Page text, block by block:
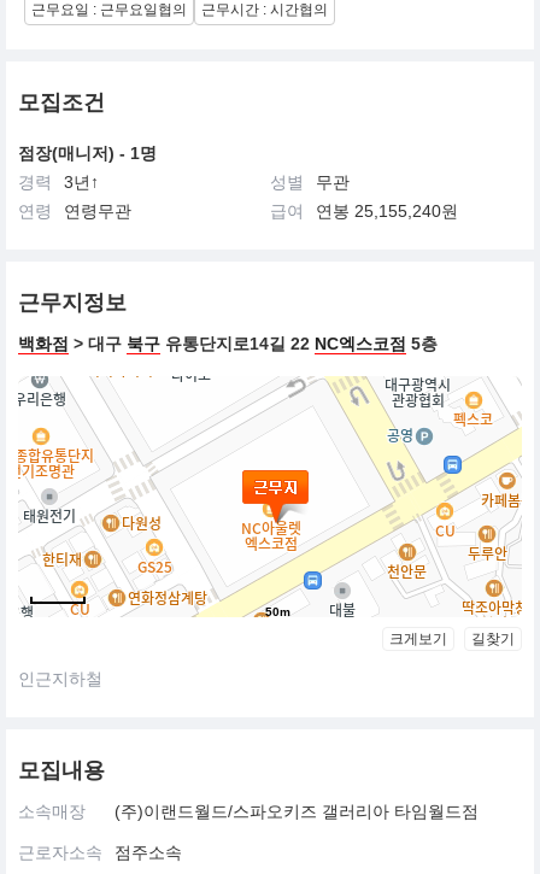
근무요일 : 근무요일협의
근무시간 : 시간협의
모집조건
점장(매니저) - 1명
경력
3년↑ 성별
무관
연령
연령무관 급여 연봉 25,155,240원
근무지정보
백화점 > 대구 북구 유통단지로14길 22 NC엑스코점 5층
50m
크게보기 길찾기
인근지하철
모집내용
소속매장 (주)이랜드월드/스파오키즈 갤러리아 타임월드점
근로자소속 점주소속